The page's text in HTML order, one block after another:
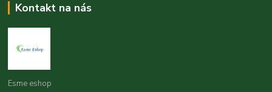
Kontakt na nás
Esme eshop